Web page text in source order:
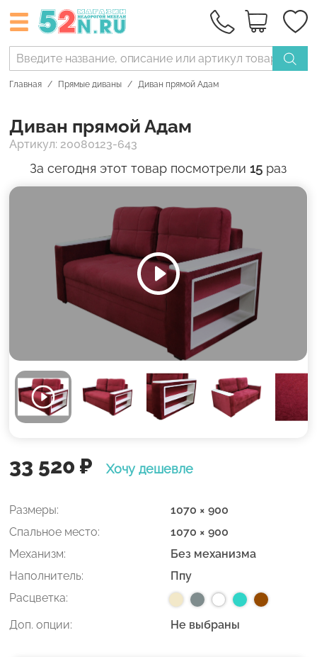
Главная Прямые диваны Диван прямой Адам
Диван прямой Адам
Артикул: 20080123-643
За сегодня этот товар посмотрели15 раз
33 520 ₽ Хочу дешевле
Размеры:
1070 × 900
Спальное место:
1070 × 900
Механизм:
Без механизма
Наполнитель:
Ппу
Расцветка:
Доп. опции:
Не выбраны